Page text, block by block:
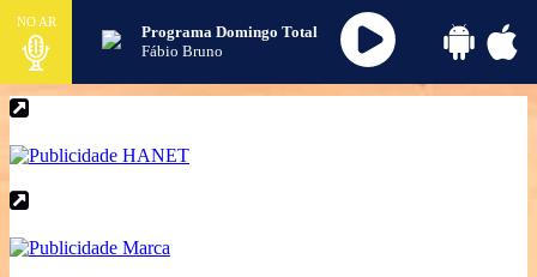
NO AR
Programa Domingo Total
Fábio Bruno